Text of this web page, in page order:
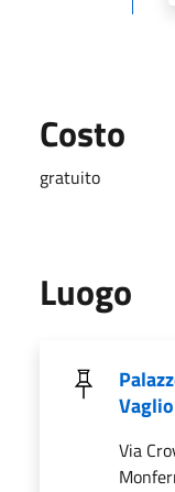
Costo
gratuito
Luogo
Vaglio
Via